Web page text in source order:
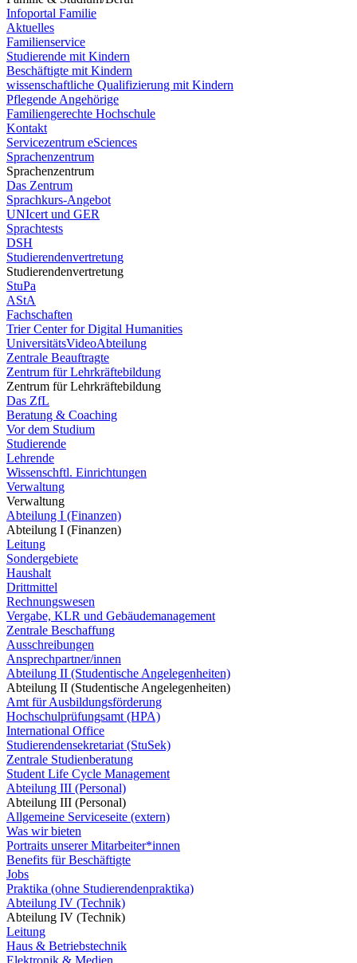
Infoportal Familie
Aktuelles
Familienservice
Studierende mit Kindern
Beschäftigte mit Kindern
wissenschaftliche Qualifizierung mit Kindern
Pflegende Angehörige
Familiengerechte Hochschule
Kontakt
Servicezentrum eSciences
Sprachenzentrum
Sprachenzentrum
Das Zentrum
Sprachkurs-Angebot
UNIcert und GER
Sprachtests
DSH
Studierendenvertretung
Studierendenvertretung
StuPa
AStA
Fachschaften
Trier Center for Digital Humanities
UniversitätsVideoAbteilung
Zentrale Beauftragte
Zentrum für Lehrkräftebildung
Zentrum für Lehrkräftebildung
Das ZfL
Beratung & Coaching
Vor dem Studium
Studierende
Lehrende
Wissenschftl. Einrichtungen
Verwaltung
Verwaltung
Abteilung I (Finanzen)
Abteilung I (Finanzen)
Leitung
Sondergebiete
Haushalt
Drittmittel
Rechnungswesen
Vergabe, KLR und Gebäudemanagement
Zentrale Beschaffung
Ausschreibungen
Ansprechpartner/innen
Abteilung II (Studentische Angelegenheiten)
Abteilung II (Studentische Angelegenheiten)
Amt für Ausbildungsförderung
Hochschulprüfungsamt (HPA)
International Office
Studierendensekretariat (StuSek)
Zentrale Studienberatung
Student Life Cycle Management
Abteilung III (Personal)
Abteilung III (Personal)
Allgemeine Serviceseite (extern)
Was wir bieten
Portraits unserer Mitarbeiter*innen
Benefits für Beschäftigte
Jobs
Praktika (ohne Studierendenpraktika)
Abteilung IV (Technik)
Abteilung IV (Technik)
Leitung
Haus & Betriebstechnik
Elektronik & Medien